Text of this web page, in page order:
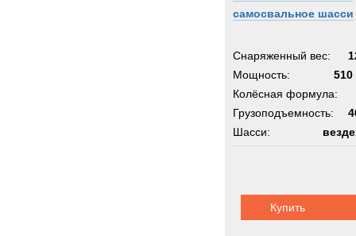
самосвальное шасси
Снаряженный вес:
Мощность:
510
Колёсная формула:
Грузоподъемность:
Шасси:
Купить